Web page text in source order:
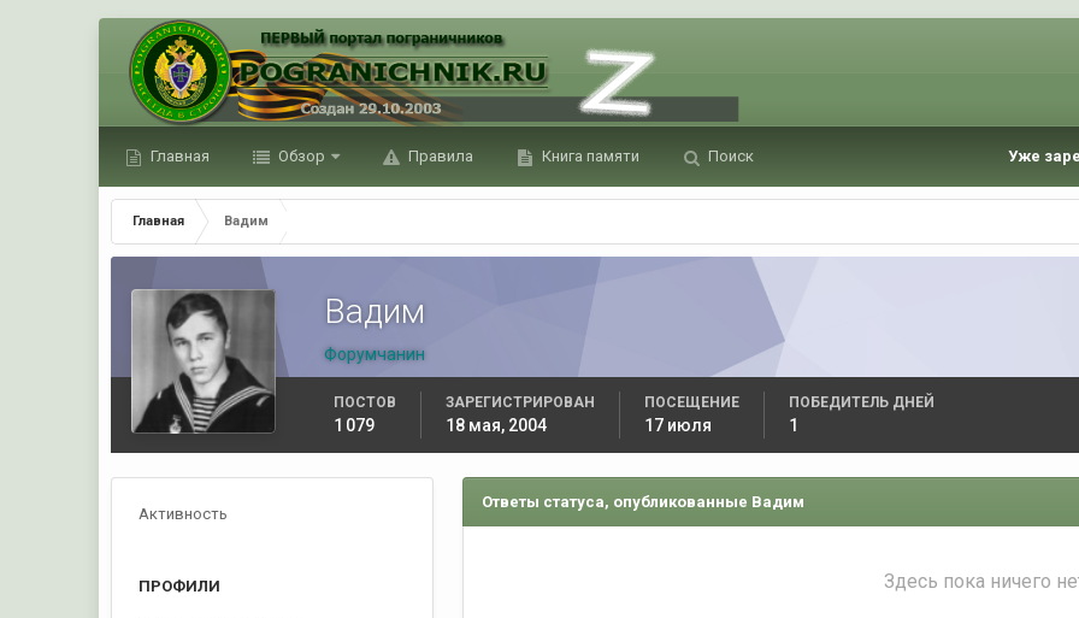
Главная Обзор Правила Книга памяти Поиск Уже
Главная Вадим
Вадим
Форумчанин
ПОСТОВ
1 079
ЗАРЕГИСТРИРОВАН
18 мая, 2004
ПОСЕЩЕНИЕ
17 июля
ПОБЕДИТЕЛЬ ДНЕЙ
1
Активность
ПРОФИЛИ
Ответы статуса, опубликованные Вадим
Здесь пока ничего